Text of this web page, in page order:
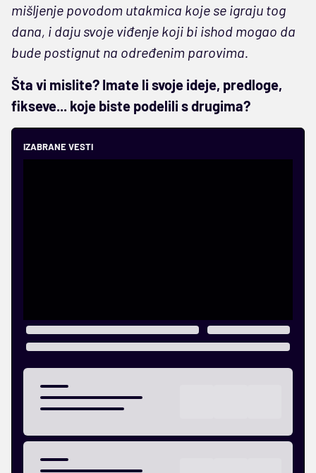
mišljenje povodom utakmica koje se igraju tog
dana, i daju svoje viđenje koji bi ishod mogao da
bude postignut na određenim parovima.
Šta vi mislite? Imate li svoje ideje, predloge,
fikseve... koje biste podelili s drugima?
IZABRANE VESTI